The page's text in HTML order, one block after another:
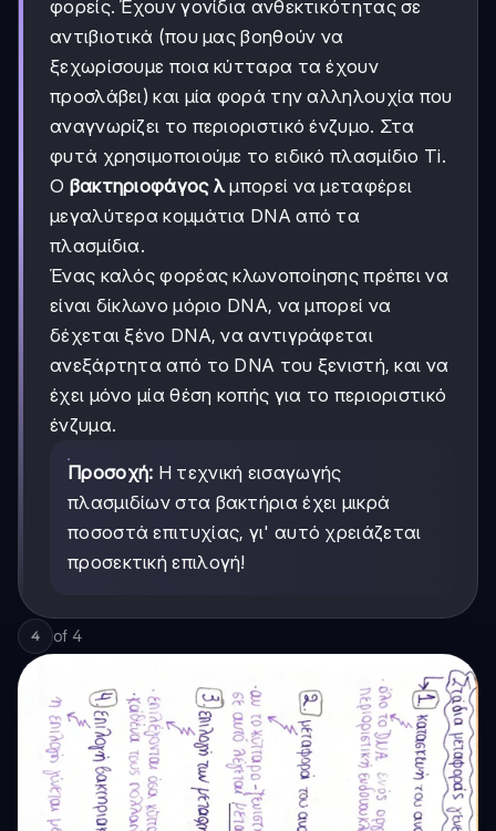
φορείς. Έχουν γονίδια ανθεκτικότητας σε
αντιβιοτικά (που μας βοηθούν να
ξεχωρίσουμε ποια κύτταρα τα έχουν
προσλάβει) και μία φορά την αλληλουχία που
αναγνωρίζει το περιοριστικό ένζυμο. Στα
φυτά χρησιμοποιούμε το ειδικό πλασμίδιο Ti.
Ο βακτηριοφάγος λμπορεί να μεταφέρει
μεγαλύτερα κομμάτια DNA από τα
πλασμίδια.
Ένας καλός φορέας κλωνοποίησης πρέπει να
είναι δίκλωνο μόριο DNA, να μπορεί να
δέχεται ξένο DNA, να αντιγράφεται
ανεξάρτητα από το DNA του ξενιστή, και να
έχει μόνο μία θέση κοπής για το περιοριστικό
ένζυμα.
Προσοχή: Η τεχνική εισαγωγής
πλασμιδίων στα βακτήρια έχει μικρά
ποσοστά επιτυχίας, γι' αυτό χρειάζεται
προσεκτική επιλογή!
4 of 4